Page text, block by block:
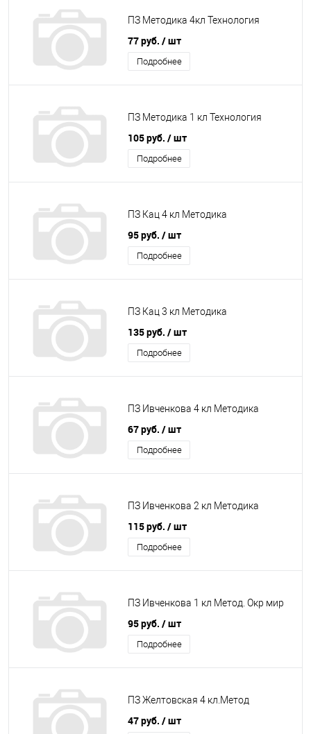
ПЗ Методика 4кл Технология
77 руб. / шт
Подробнее
ПЗ Методика 1 кл Технология
105 руб. / шт
Подробнее
ПЗ Кац 4 кл Методика
95 руб. / шт
Подробнее
ПЗ Кац 3 кл Методика
135 руб. / шт
Подробнее
ПЗ Ивченкова 4 кл Методика
67 руб. / шт
Подробнее
ПЗ Ивченкова 2 кл Методика
115 руб. / шт
Подробнее
ПЗ Ивченкова 1 кл Метод. Окр мир
95 руб. / шт
Подробнее
ПЗ Желтовская 4 кл.Метод
47 руб. / шт